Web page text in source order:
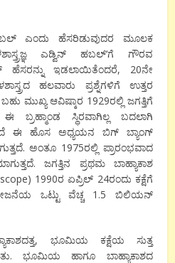
ಎಂದು ಹೆಸರಿಡುವುದರ
ಮೂಲಕ
ಎಡ್ವಿನ್ ಹಬಲ್‘ಗೆ
ಗೌರವ
ಹೆಸರನ್ನು ಇಡಲಾಯಿತೆಂದರೆ, 20ನೇ
ಹಲವಾರು ಪ್ರಶ್ನೆಗಳಿಗೆ
ಉತ್ತರ
ಬಹು ಮುಖ್ಯ ಆವಿಷ್ಕಾರ 1929ರಲ್ಲಿ ಜಗತ್ತಿಗೆ
ಈ ಬ್ರಹ್ಮಾಂಡ ಸ್ಥಿರವಾಗಿಲ್ಲ
ಬದಲಾಗಿ
ಈ ಹೊಸ ಅಧ್ಯಯನ ಬಿಗ್ ಬ್ಯಾಂಗ್
.ಅಂತೂ 1975ರಲ್ಲಿ ಪ್ರಾರಂಭವಾದ
.ಜಗತ್ತಿನ ಪ್ರಥಮ
ಬಾಹ್ಯಾಕಾಶ
) 1990ರ ಏಪ್ರಿಲ್ 24ರಂದು ಕಕ್ಷೆಗೆ
ಒಟ್ಟು ವೆಚ್ಚ 1.5
ಬಿಲಿಯನ್
, ಭೂಮಿಯ ಕಕ್ಷೆಯ
ಸುತ್ತ
.ಭೂಮಿಯ ಹಾಗೂ
ಬಾಹ್ಯಾಕಾಶದ